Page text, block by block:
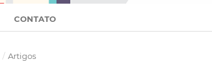
CONTATO
/ Artigos